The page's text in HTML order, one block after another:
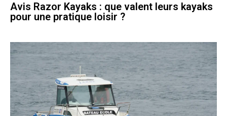
Avis Razor Kayaks : que valent leurs kayaks
pour une pratique loisir ?